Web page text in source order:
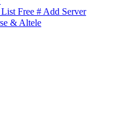
Free # Add Server
& Altele